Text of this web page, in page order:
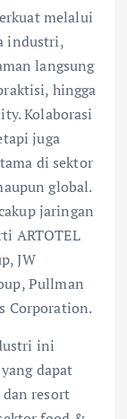
melalui
industri,
langsung
hingga
Kolaborasi
juga
di sektor
global.
jaringan
ARTOTEL
JW
Pullman
Corporation.
ini
dapat
resort